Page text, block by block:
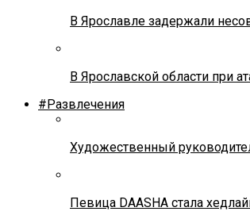
В Ярославле задержали
В Ярославской области при
#Развлечения
Художественный
Певица DAASHA стала